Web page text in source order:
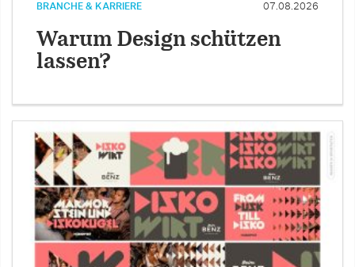
BRANCHE & KARRIERE 07.08.2026
Warum Design schützen
lassen?